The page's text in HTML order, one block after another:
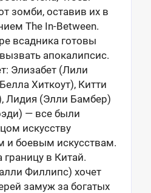
зомби, оставив их в
The In-Between.
всадника готовы
апокалипсис.
Элизабет (Лили
Хиткоут), Китти
Лидия (Элли Бамбер)
— все были
искусству
и боевым искусствам.
границу в Китай.
Филлипс) хочет
замуж за богатых